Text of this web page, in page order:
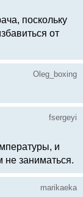
поскольку
от
Oleg_boxing
fsergeyi
и
не заниматься.
marikaeka